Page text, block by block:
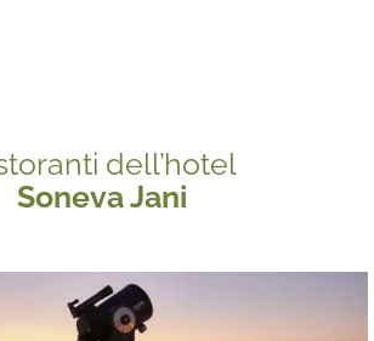
dell’hotel
Soneva Jani